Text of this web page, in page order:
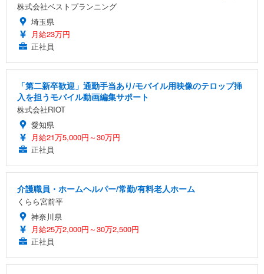
株式会社ベストプランニング
埼玉県
月給23万円
正社員
「第二新卒歓迎」通勤手当あり/モバイル用映像のテロップ挿
入を担うモバイル動画編集サポート
株式会社RIOT
愛知県
月給21万5,000円～30万円
正社員
介護職員・ホームヘルパー/常勤/有料老人ホーム
くらら宮前平
神奈川県
月給25万2,000円～30万2,500円
正社員